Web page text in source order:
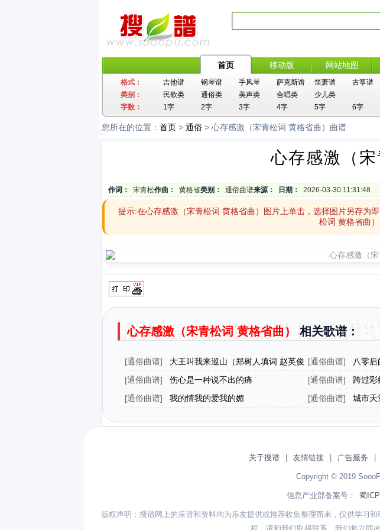
首页 移动版 网站地图
格式： 吉他谱 钢琴谱 手风琴 萨克斯谱 笛萧谱 古筝谱
类别：
民歌类 通俗类 美声类 合唱类
少儿类
字数：
1字 2字 3字 4字 5字 6字
您所在的位置： 首页 > 通俗 > 心存感激（宋青松词 黄格省曲）曲谱
心存感激（宋
作词： 宋青松作曲： 黄格省类别： 通俗曲谱来源： 日期： 2026-03-30 11:31:48
提示:在心存感激（宋青松词 黄格省曲）图片上单击，选择图片另存为
松词 黄格省曲
心存感激（宋青松词 黄格省曲） 相关歌谱：
[通俗曲谱]
大王叫我来巡山（郑树人填词 赵英俊
曲）
[通俗曲谱] 八零后
[通俗曲谱] 伤心是一种说不出的痛 [通俗曲谱] 跨过彩
[通俗曲谱] 我的情我的爱我的媚 [通俗曲谱] 城市天
关于搜谱 友情链接 广告服务
Copyright © 2019
信息产业部备案号： 蜀
版权声明：搜谱网上的乐谱和资料均为乐友提供或推荐收集整理而来，仅供学习